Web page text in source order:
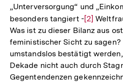
„Unterversorgung“ und
besonders tangiert -Zur
Auflösung
der
Fußnote
[2]
Was ist zu dieser Bilanz aus
feministischer Sicht zu sagen?
umstandslos bestätigt
Dekade nicht auch durch
Gegentendenzen